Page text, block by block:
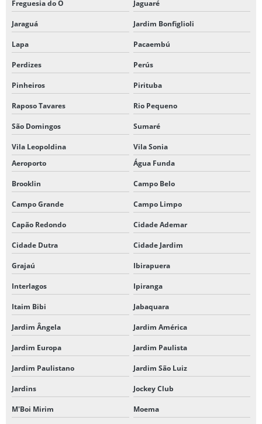
Freguesia do Ó Jaguaré
Jaraguá Jardim Bonfiglioli
Lapa Pacaembú
Perdizes Perús
Pinheiros Pirituba
Raposo Tavares Rio Pequeno
São Domingos Sumaré
Vila Leopoldina
Vila Sonia
Aeroporto
Água Funda
Brooklin Campo Belo
Campo Grande Campo Limpo
Capão Redondo Cidade Ademar
Cidade Dutra Cidade Jardim
Grajaú Ibirapuera
Interlagos Ipiranga
Itaim Bibi Jabaquara
Jardim Ângela Jardim América
Jardim Europa Jardim Paulista
Jardim Paulistano Jardim São Luiz
Jardins Jockey Club
M'Boi Mirim Moema